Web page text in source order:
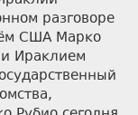
разговоре
США Марко
Ираклием